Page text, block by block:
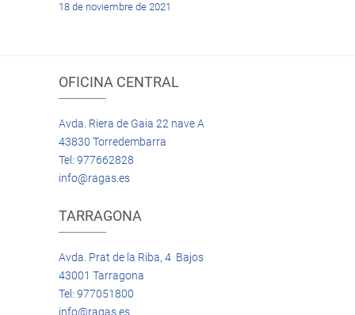
18 de noviembre de 2021
OFICINA CENTRAL
Avda. Riera de Gaia 22 nave A
43830 Torredembarra
Tel: 977662828
info@ragas.es
TARRAGONA
Avda. Prat de la Riba, 4 Bajos
43001 Tarragona
Tel: 977051800
info@ragas.es